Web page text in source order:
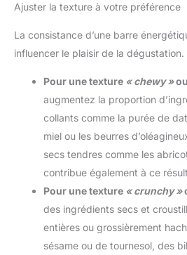
Ajuster la texture à votre préférence
La consistance d’une barre
influencer le plaisir de la dégustation.
Pour une texture « chewy »
augmentez la proportion
collants comme la purée de
miel ou les beurres
secs tendres comme les
contribue également à ce
Pour une texture « crunchy »
des ingrédients secs et
entières ou grossièrement
sésame ou de tournesol, des